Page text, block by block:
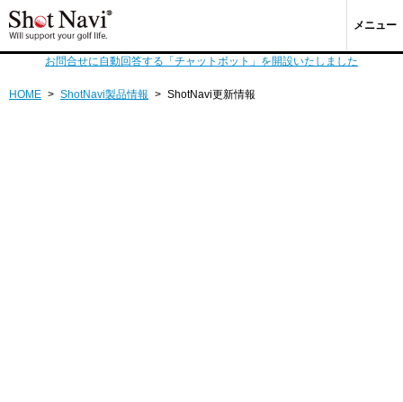
メニュー
お問合せに自動回答する「チャットボット」を開設いたしました
HOME > ShotNavi製品情報 > ShotNavi更新情報